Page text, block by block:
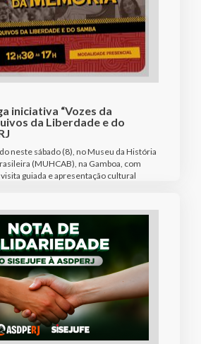
iniciativa “Vozes da
da Liberdade e do
neste sábado (8), no Museu da História
(MUHCAB), na Gamboa, com
guiada e apresentação cultural